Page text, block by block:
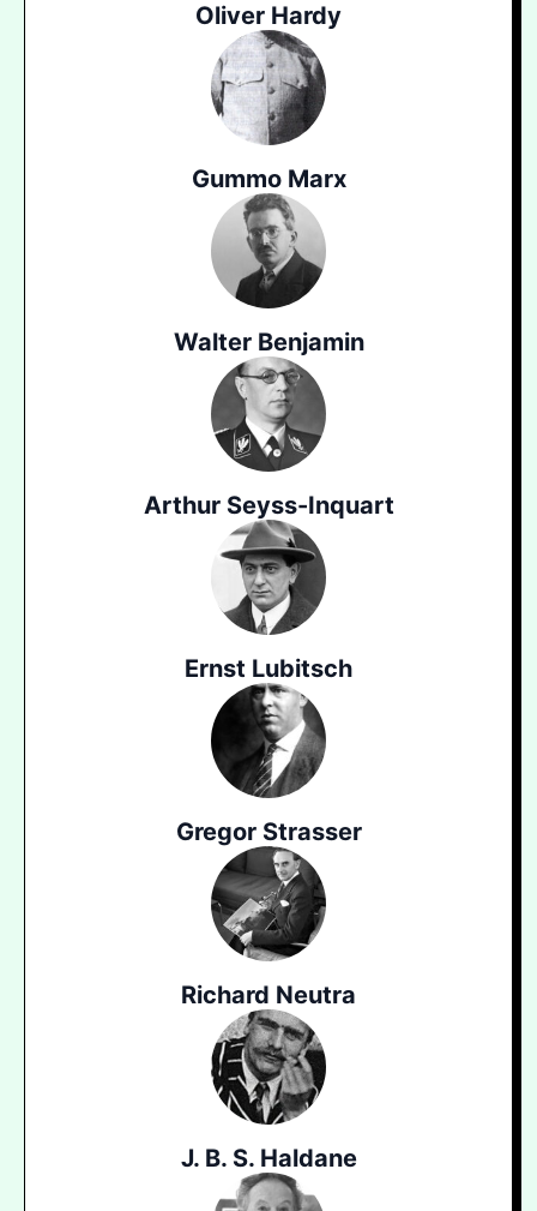
Oliver Hardy
Gummo Marx
Walter Benjamin
Arthur Seyss-Inquart
Ernst Lubitsch
Gregor Strasser
Richard Neutra
J. B. S. Haldane